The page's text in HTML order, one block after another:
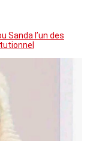
Sanda l’un des